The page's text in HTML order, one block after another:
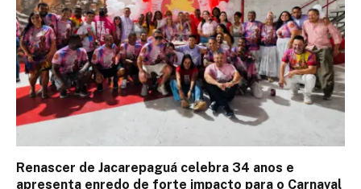
Renascer de Jacarepaguá celebra 34 anos e
apresenta enredo de forte impacto para o Carnaval